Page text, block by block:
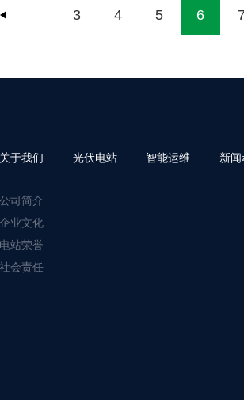
3 4 5 6 7
关于我们
公司简介
企业文化
电站荣誉
社会责任
光伏电站 智能运维 新